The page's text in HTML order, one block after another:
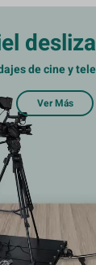
de cine y
Ver Más